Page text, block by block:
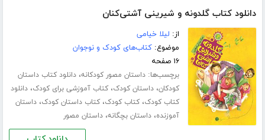
دانلود کتاب گلدونه و شیرینی آشتی‌کنان
از: لیلا خیامی
موضوع:کتاب‌های کودک و نوجوان
۱۶ صفحه
برچسب‌ها:داستان مصور کودکانه،دانلود کتاب داستان
کودکان،داستان کودک،کتاب آموزشی برای کودک،دانلود
کتاب کودک،کتاب کودک،کتاب داستان کودک،داستان
آموزنده،داستان بچگانه،داستان مصور